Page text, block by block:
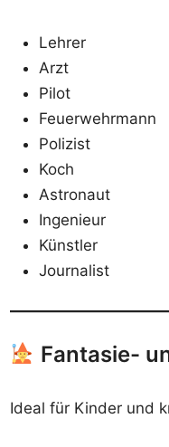
Lehrer
Arzt
Pilot
Feuerwehrmann
Polizist
Koch
Astronaut
Ingenieur
Künstler
Journalist
Fantasie-
Ideal für Kinder und